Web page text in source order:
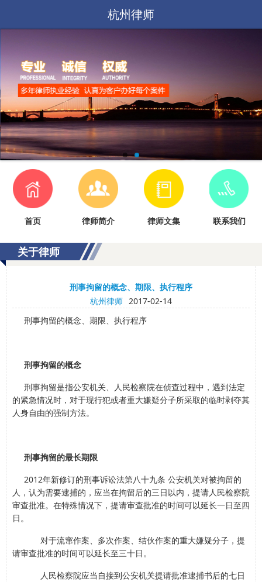
杭州律师
首页 律师简介 律师文集 联系我们
关于律师
刑事拘留的概念、期限、执行程序
杭州律师 2017-02-14
刑事拘留的概念、期限、执行程序
刑事拘留的概念
刑事拘留是指公安机关、人民检察院在侦查过程中，遇到法定
的紧急情况时，对于现行犯或者重大嫌疑分子所采取的临时剥夺其
人身自由的强制方法。
刑事拘留的最长期限
2012年新修订的刑事诉讼法第八十九条 公安机关对被拘留的
人，认为需要逮捕的，应当在拘留后的三日以内，提请人民检察院
审查批准。在特殊情况下，提请审查批准的时间可以延长一日至四
日。
对于流窜作案、多次作案、结伙作案的重大嫌疑分子，提
请审查批准的时间可以延长至三十日。
人民检察院应当自接到公安机关提请批准逮捕书后的七日